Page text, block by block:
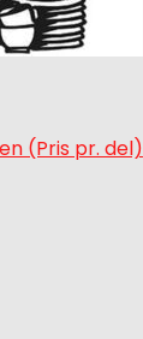
(Pris pr. del)